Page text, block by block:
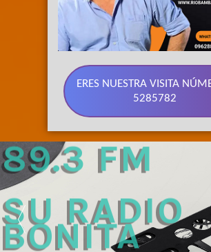
ERES NUESTRA VISITA
5285782
89.3 FM
SU RADIO